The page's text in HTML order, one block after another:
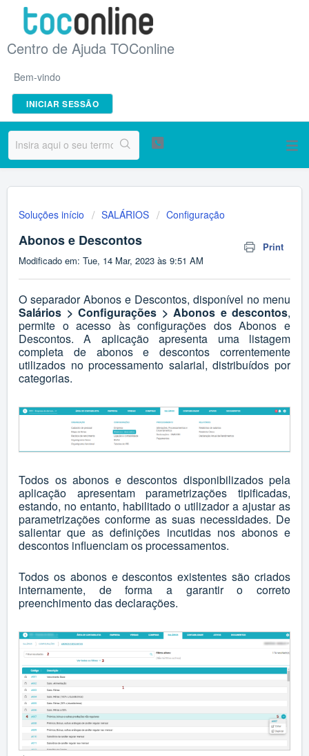
Centro de Ajuda TOConline
Bem-vindo
INICIAR SESSÃO
Soluções início SALÁRIOS Configuração
Abonos e Descontos
Print
Modificado em: Tue, 14 Mar, 2023 às 9:51 AM
O separador Abonos e Descontos, disponível no menu
Salários > Configurações > Abonos e descontos,
permite o acesso às configurações dos Abonos e
Descontos. A aplicação apresenta uma listagem
completa de abonos e descontos correntemente
utilizados no processamento salarial, distribuídos por
categorias.
Todos os abonos e descontos disponibilizados pela
aplicação apresentam parametrizações tipificadas,
estando, no entanto, habilitado o utilizador a ajustar as
parametrizações conforme as suas necessidades. De
salientar que as definições incutidas nos abonos e
descontos influenciam os processamentos.
Todos os abonos e descontos existentes são criados
internamente, de forma a garantir o correto
preenchimento das declarações.